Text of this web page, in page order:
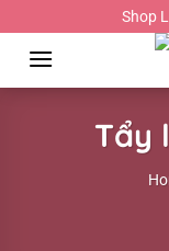
đến
dung
Shop
Tẩy